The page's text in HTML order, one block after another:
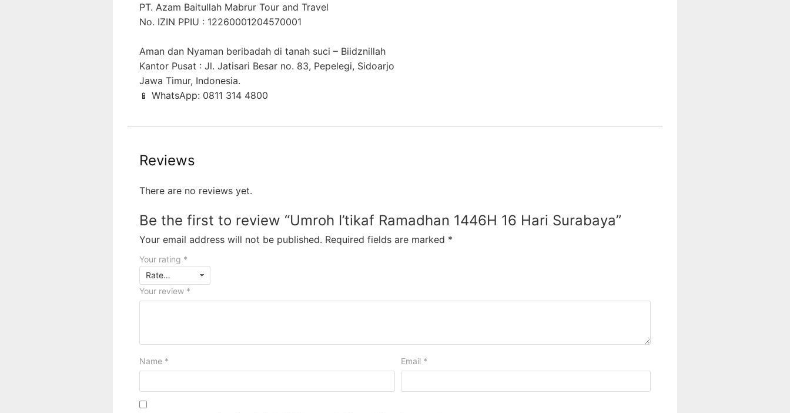
PT. Azam Baitullah Mabrur Tour and Travel⁣
No. IZIN PPIU : 12260001204570001⁣
Aman dan Nyaman beribadah di tanah suci – Biidznillah⁣
Kantor Pusat : Jl. Jatisari Besar no. 83, Pepelegi, Sidoarjo⁣
Jawa Timur, Indonesia.⁣
📱 WhatsApp: 0811 314 4800
Reviews
There are no reviews yet.
Be the first to review “Umroh I’tikaf Ramadhan 1446H 16 Hari Surabaya”
Your email address will not be published. Required fields are marked *
Your rating *
Your review *
Name * Email *